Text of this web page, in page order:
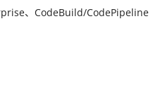
、CodeBuild/CodePipeline